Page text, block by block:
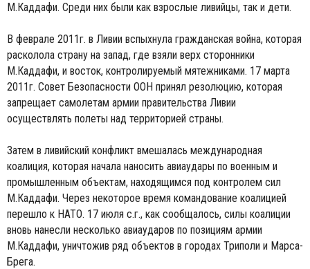
М.Каддафи. Среди них были как взрослые ливийцы, так и дети.
В феврале 2011г. в Ливии вспыхнула гражданская война, которая
расколола страну на запад, где взяли верх сторонники
М.Каддафи, и восток, контролируемый мятежниками. 17 марта
2011г. Совет Безопасности ООН принял резолюцию, которая
запрещает самолетам армии правительства Ливии
осуществлять полеты над территорией страны.
Затем в ливийский конфликт вмешалась международная
коалиция, которая начала наносить авиаудары по военным и
промышленным объектам, находящимся под контролем сил
М.Каддафи. Через некоторое время командование коалицией
перешло к НАТО. 17 июля с.г., как сообщалось, силы коалиции
вновь нанесли несколько авиаударов по позициям армии
М.Каддафи, уничтожив ряд объектов в городах Триполи и Марса-
Брега.